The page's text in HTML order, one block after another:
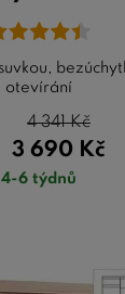
otevírání
3 690 Kč
4 341Kč
4-6 týdnů